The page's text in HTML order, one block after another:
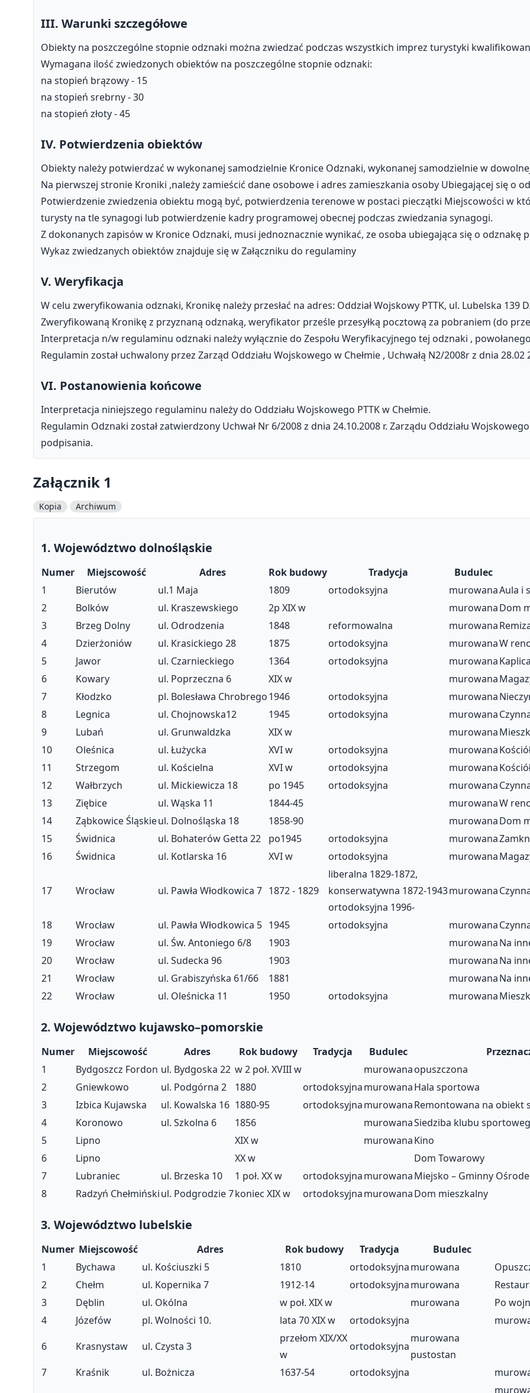
III. Warunki szczegółowe
Obiekty na poszczególne stopnie odznaki można zwiedzać podczas wszystkich imprez turystyki
Wymagana ilość zwiedzonych obiektów na poszczególne stopnie odznaki:
na stopień brązowy - 15
na stopień srebrny - 30
na stopień złoty - 45
IV. Potwierdzenia obiektów
Obiekty należy potwierdzać w wykonanej samodzielnie Kronice Odznaki, wykonanej samodzielnie w
Na pierwszej stronie Kroniki ,należy zamieścić dane osobowe i adres zamieszkania osoby Ubiegającej się o
Potwierdzenie zwiedzenia obiektu mogą być, potwierdzenia terenowe w postaci pieczątki Miejscowości w
turysty na tle synagogi lub potwierdzenie kadry programowej obecnej podczas zwiedzania synagogi.
Z dokonanych zapisów w Kronice Odznaki, musi jednoznacznie wynikać, ze osoba ubiegająca się o odznakę
Wykaz zwiedzanych obiektów znajduje się w Załączniku do regulaminy
V. Weryfikacja
W celu zweryfikowania odznaki, Kronikę należy przesłać na adres: Oddział Wojskowy PTTK, ul. Lubelska 139
Zweryfikowaną Kronikę z przyznaną odznaką, weryfikator prześle przesyłką pocztową za pobraniem (do
Interpretacja n/w regulaminu odznaki należy wyłącznie do Zespołu Weryfikacyjnego tej odznaki ,
Regulamin został uchwalony przez Zarząd Oddziału Wojskowego w Chełmie , Uchwałą N2/2008r z dnia
VI. Postanowienia końcowe
Interpretacja niniejszego regulaminu należy do Oddziału Wojskowego PTTK w Chełmie.
Regulamin Odznaki został zatwierdzony Uchwał Nr 6/2008 z dnia 24.10.2008 r. Zarządu Oddziału
podpisania.
Załącznik 1
Kopia Archiwum
1. Województwo dolnośląskie
Numer Miejscowość Adres Rok budowy Tradycja Budulec
1
Bierutów ul.1 Maja 1809 ortodoksyjna murowanaAula i
2
Bolków ul. Kraszewskiego 2p XIX w murowanaDom
3
Brzeg Dolny ul. Odrodzenia 1848 reformowalna murowana
4
Dzierżoniów ul. Krasickiego 28 1875 ortodoksyjna murowanaW
5
Jawor ul. Czarnieckiego 1364 ortodoksyjna murowana
6
Kowary ul. Poprzeczna 6 XIX w murowana
7
Kłodzko pl. Bolesława Chrobrego1946 ortodoksyjna murowana
8
Legnica ul. Chojnowska12 1945 ortodoksyjna murowana
9
Lubań ul. Grunwaldzka XIX w murowana
10
Oleśnica ul. Łużycka XVI w ortodoksyjna murowana
11
Strzegom ul. Kościelna XVI w ortodoksyjna murowana
12
Wałbrzych ul. Mickiewicza 18 po 1945 ortodoksyjna murowana
13
Ziębice ul. Wąska 11 1844-45 murowanaW
14
Ząbkowice Śląskieul. Dolnośląska 18 1858-90 murowanaDom
15
Świdnica ul. Bohaterów Getta 22 po1945 ortodoksyjna murowana
16
Świdnica ul. Kotlarska 16 XVI w ortodoksyjna murowana
17 Wrocław ul. Pawła Włodkowica 7 1872 - 1829
liberalna 1829-1872,
konserwatywna 1872-1943
ortodoksyjna 1996-
murowana
18 Wrocław ul. Pawła Włodkowica 5 1945 ortodoksyjna murowana
19
Wrocław ul. Św. Antoniego 6/8 1903 murowanaNa
20
Wrocław ul. Sudecka 96 1903 murowanaNa
21
Wrocław ul. Grabiszyńska 61/66 1881 murowanaNa
22
Wrocław ul. Oleśnicka 11 1950 ortodoksyjna murowana
2. Województwo kujawsko–pomorskie
Numer Miejscowość Adres Rok budowy Tradycja Budulec
1
Bydgoszcz Fordon ul. Bydgoska 22 w 2 poł. XVIII w murowanaopuszczona
2
Gniewkowo ul. Podgórna 2 1880 ortodoksyjnamurowanaHala sportowa
3
Izbica Kujawska ul. Kowalska 16 1880-95 ortodoksyjnamurowanaRemontowana na obiekt
4
Koronowo ul. Szkolna 6 1856 murowanaSiedziba klubu
5
Lipno XIX w murowanaKino
6
Lipno XX w
Dom Towarowy
7
Lubraniec ul. Brzeska 10 1 poł. XX w ortodoksyjnamurowanaMiejsko – Gminny
8
Radzyń Chełmińskiul. Podgrodzie 7koniec XIX w ortodoksyjnamurowanaDom mieszkalny
3. Województwo lubelskie
Numer Miejscowość Adres Rok budowy Tradycja Budulec
1
Bychawa ul. Kościuszki 5 1810 ortodoksyjnamurowana
2
Chełm ul. Kopernika 7 1912-14 ortodoksyjnamurowana
3
Dęblin ul. Okólna w poł. XIX w murowana
Po
4
Józefów pl. Wolności 10. lata 70 XIX w ortodoksyjna
6
Krasnystaw ul. Czysta 3
przełom XIX/XX
w
ortodoksyjna
murowana
pustostan
7
Kraśnik ul. Bożnicza 1637-54 ortodoksyjna